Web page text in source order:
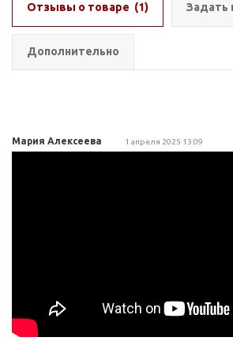
Отзывы о товаре (1) Задать
Дополнительно
Мария Алексеева 1 апреля 2025 13:09